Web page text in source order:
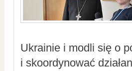
Ukrainie i modli się o
i skoordynować